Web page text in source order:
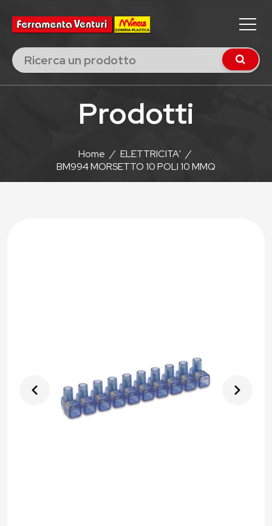
Prodotti
Home / ELETTRICITA' /
BM994 MORSETTO 10 POLI 10 MMQ